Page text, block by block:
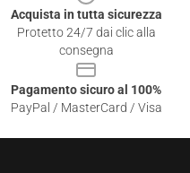
Acquista in tutta sicurezza
Protetto 24/7 dai clic alla
consegna
Pagamento sicuro al 100%
PayPal / MasterCard / Visa